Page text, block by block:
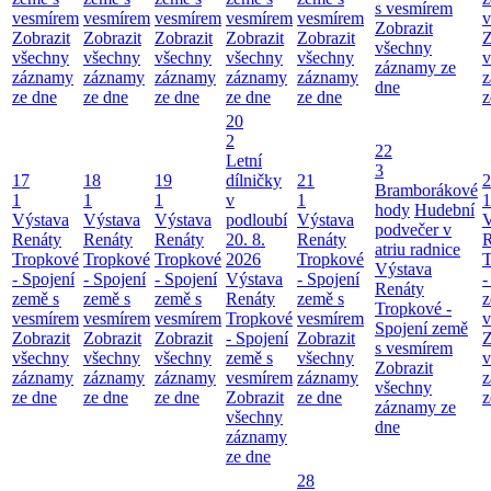
vesmírem
Zobrazit
všechny
záznamy
ze dne
vesmírem
Zobrazit
všechny
záznamy
ze dne
vesmírem
Zobrazit
všechny
záznamy
ze dne
vesmírem
Zobrazit
všechny
záznamy
ze dne
vesmírem
Zobrazit
všechny
záznamy
ze dne
s vesmírem
Zobrazit
všechny
záznamy ze
dne
17
1
Výstava
Renáty
Tropkové
- Spojení
země s
vesmírem
Zobrazit
všechny
záznamy
ze dne
18
1
Výstava
Renáty
Tropkové
- Spojení
země s
vesmírem
Zobrazit
všechny
záznamy
ze dne
19
1
Výstava
Renáty
Tropkové
- Spojení
země s
vesmírem
Zobrazit
všechny
záznamy
ze dne
20
2
Letní
dílničky
v
podloubí
20. 8.
2026
Výstava
Renáty
Tropkové
- Spojení
země s
vesmírem
Zobrazit
všechny
záznamy
ze dne
21
1
Výstava
Renáty
Tropkové
- Spojení
země s
vesmírem
Zobrazit
všechny
záznamy
ze dne
22
3
Bramborákové
hody Hudební
podvečer v
atriu radnice
Výstava
Renáty
Tropkové -
Spojení země
s vesmírem
Zobrazit
všechny
záznamy ze
dne
1
-
28